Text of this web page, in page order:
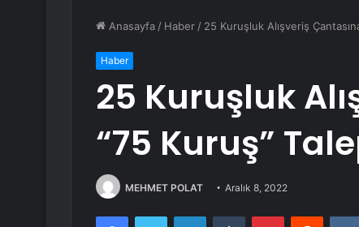
Anasayfa / Haber / 25 Kuruşluk Alışveriş
Haber
25 Kuruşluk
“75 Kuruş”
MEHMET POLAT Aralık 8, 2022
FacebookTwitter LinkedInTumblr PinterestReddit